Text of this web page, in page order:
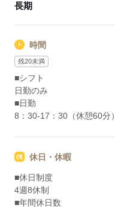
長期
時間
残20未満
■シフト
日勤のみ
■日勤
8：30-17：30（休憩60分）
休日・休暇
■休日制度
4週8休制
■年間休日数